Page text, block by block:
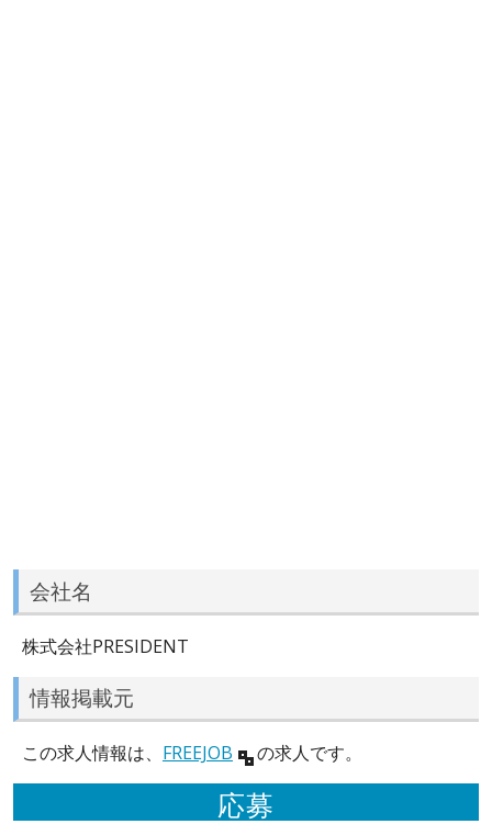
会社名
株式会社PRESIDENT
情報掲載元
この求人情報は、 FREEJOB の求人です。
応募